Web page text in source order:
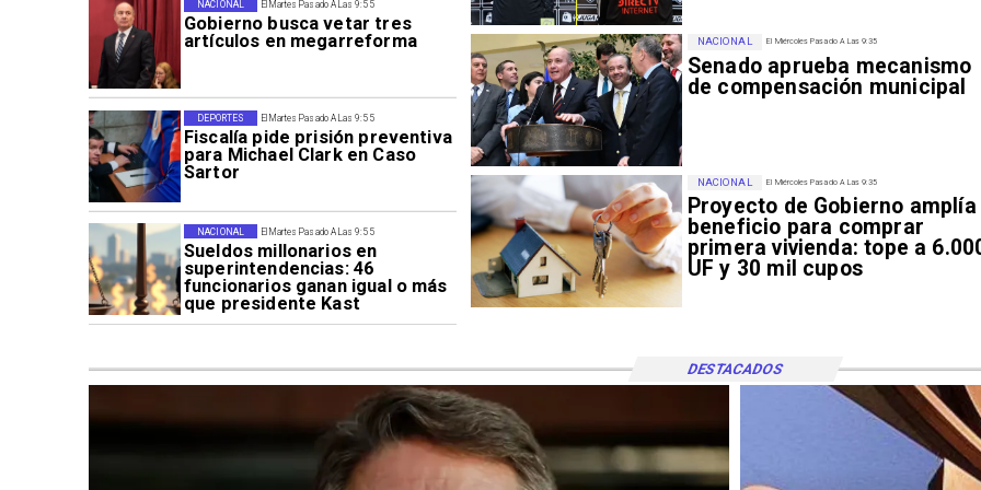
El Martes Pasado A Las 9:55
Gobierno busca vetar tres
artículos en megarreforma
NACIONAL
El Martes Pasado A Las 9:55
Fiscalía pide prisión preventiva
para Michael Clark en Caso
Sartor
DEPORTES
El Martes Pasado A Las 9:55
Sueldos millonarios en
superintendencias: 46
funcionarios ganan igual o más
que presidente Kast
NACIONAL
El Miércoles Pasado A Las 9:35
Senado aprueba mecanismo
de compensación municipal
NACIONAL
El Miércoles Pasado A Las 9:35
Proyecto de Gobierno amplía
beneficio para comprar
primera vivienda: tope a
UF y 30 mil cupos
NACIONAL
DESTACADOS